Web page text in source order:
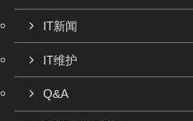
IT新闻
IT维护
Q&A